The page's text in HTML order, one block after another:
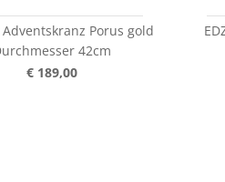
Adventskranz Porus gold
42cm
€ 189,00